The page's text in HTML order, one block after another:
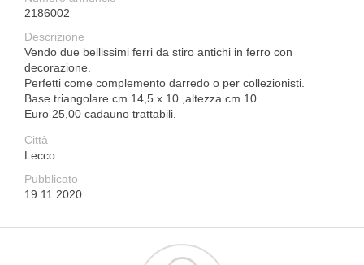
2186002
Descrizione
Vendo due bellissimi ferri da stiro antichi in ferro con
decorazione.
Perfetti come complemento darredo o per collezionisti.
Base triangolare cm 14,5 x 10 ,altezza cm 10.
Euro 25,00 cadauno trattabili.
Città
Lecco
Pubblicato
19.11.2020